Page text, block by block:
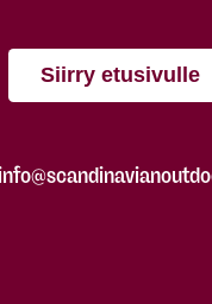
Siirry etusivulle